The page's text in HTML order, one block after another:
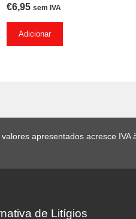
€6,95 sem IVA
Adicionar
valores apresentados acresce IVA
de Litígios